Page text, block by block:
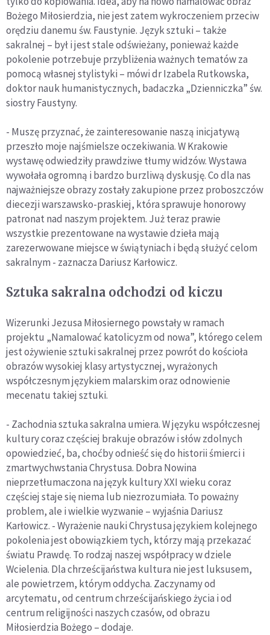
Bożego Miłosierdzia, nie jest zatem wykroczeniem przeciw
orędziu danemu św. Faustynie. Język sztuki – także
sakralnej – był i jest stale odświeżany, ponieważ każde
pokolenie potrzebuje przybliżenia ważnych tematów za
pomocą własnej stylistyki – mówi dr Izabela Rutkowska,
doktor nauk humanistycznych, badaczka „Dzienniczka” św.
siostry Faustyny.
- Muszę przyznać, że zainteresowanie naszą inicjatywą
przeszło moje najśmielsze oczekiwania. W Krakowie
wystawę odwiedziły prawdziwe tłumy widzów. Wystawa
wywołała ogromną i bardzo burzliwą dyskusję. Co dla nas
najważniejsze obrazy zostały zakupione przez proboszczów
diecezji warszawsko-praskiej, która sprawuje honorowy
patronat nad naszym projektem. Już teraz prawie
wszystkie prezentowane na wystawie dzieła mają
zarezerwowane miejsce w świątyniach i będą służyć celom
sakralnym - zaznacza Dariusz Karłowicz.
Sztuka sakralna odchodzi od kiczu
Wizerunki Jezusa Miłosiernego powstały w ramach
projektu „Namalować katolicyzm od nowa”, którego celem
jest ożywienie sztuki sakralnej przez powrót do kościoła
obrazów wysokiej klasy artystycznej, wyrażonych
współczesnym językiem malarskim oraz odnowienie
mecenatu takiej sztuki.
- Zachodnia sztuka sakralna umiera. W języku współczesnej
kultury coraz częściej brakuje obrazów i słów zdolnych
opowiedzieć, ba, choćby odnieść się do historii śmierci i
zmartwychwstania Chrystusa. Dobra Nowina
nieprzetłumaczona na język kultury XXI wieku coraz
częściej staje się niema lub niezrozumiała. To poważny
problem, ale i wielkie wyzwanie – wyjaśnia Dariusz
Karłowicz. - Wyrażenie nauki Chrystusa językiem kolejnego
pokolenia jest obowiązkiem tych, którzy mają przekazać
światu Prawdę. To rodzaj naszej współpracy w dziele
Wcielenia. Dla chrześcijaństwa kultura nie jest luksusem,
ale powietrzem, którym oddycha. Zaczynamy od
arcytematu, od centrum chrześcijańskiego życia i od
centrum religijności naszych czasów, od obrazu
Miłosierdzia Bożego – dodaje.